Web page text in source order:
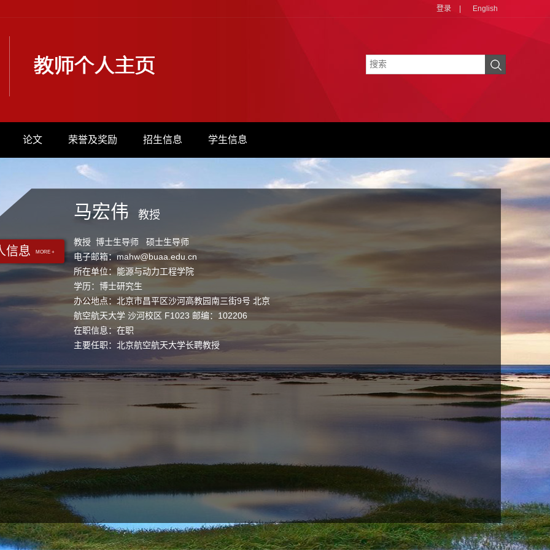
登录 English
论文 荣誉及奖励 招生信息 学生信息
信息 MORE +
马宏伟 教授
教授 博士生导师 硕士生导师
电子邮箱：mahw@buaa.edu.cn
所在单位：能源与动力工程学院
学历：博士研究生
办公地点：北京市昌平区沙河高教园南三街9号 北京
航空航天大学 沙河校区 F1023 邮编：102206
在职信息：在职
主要任职：北京航空航天大学长聘教授